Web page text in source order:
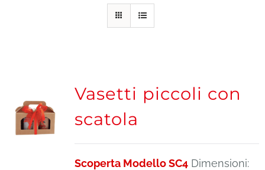
Vasetti piccoli con
scatola
Scoperta Modello SC4Dimensioni: